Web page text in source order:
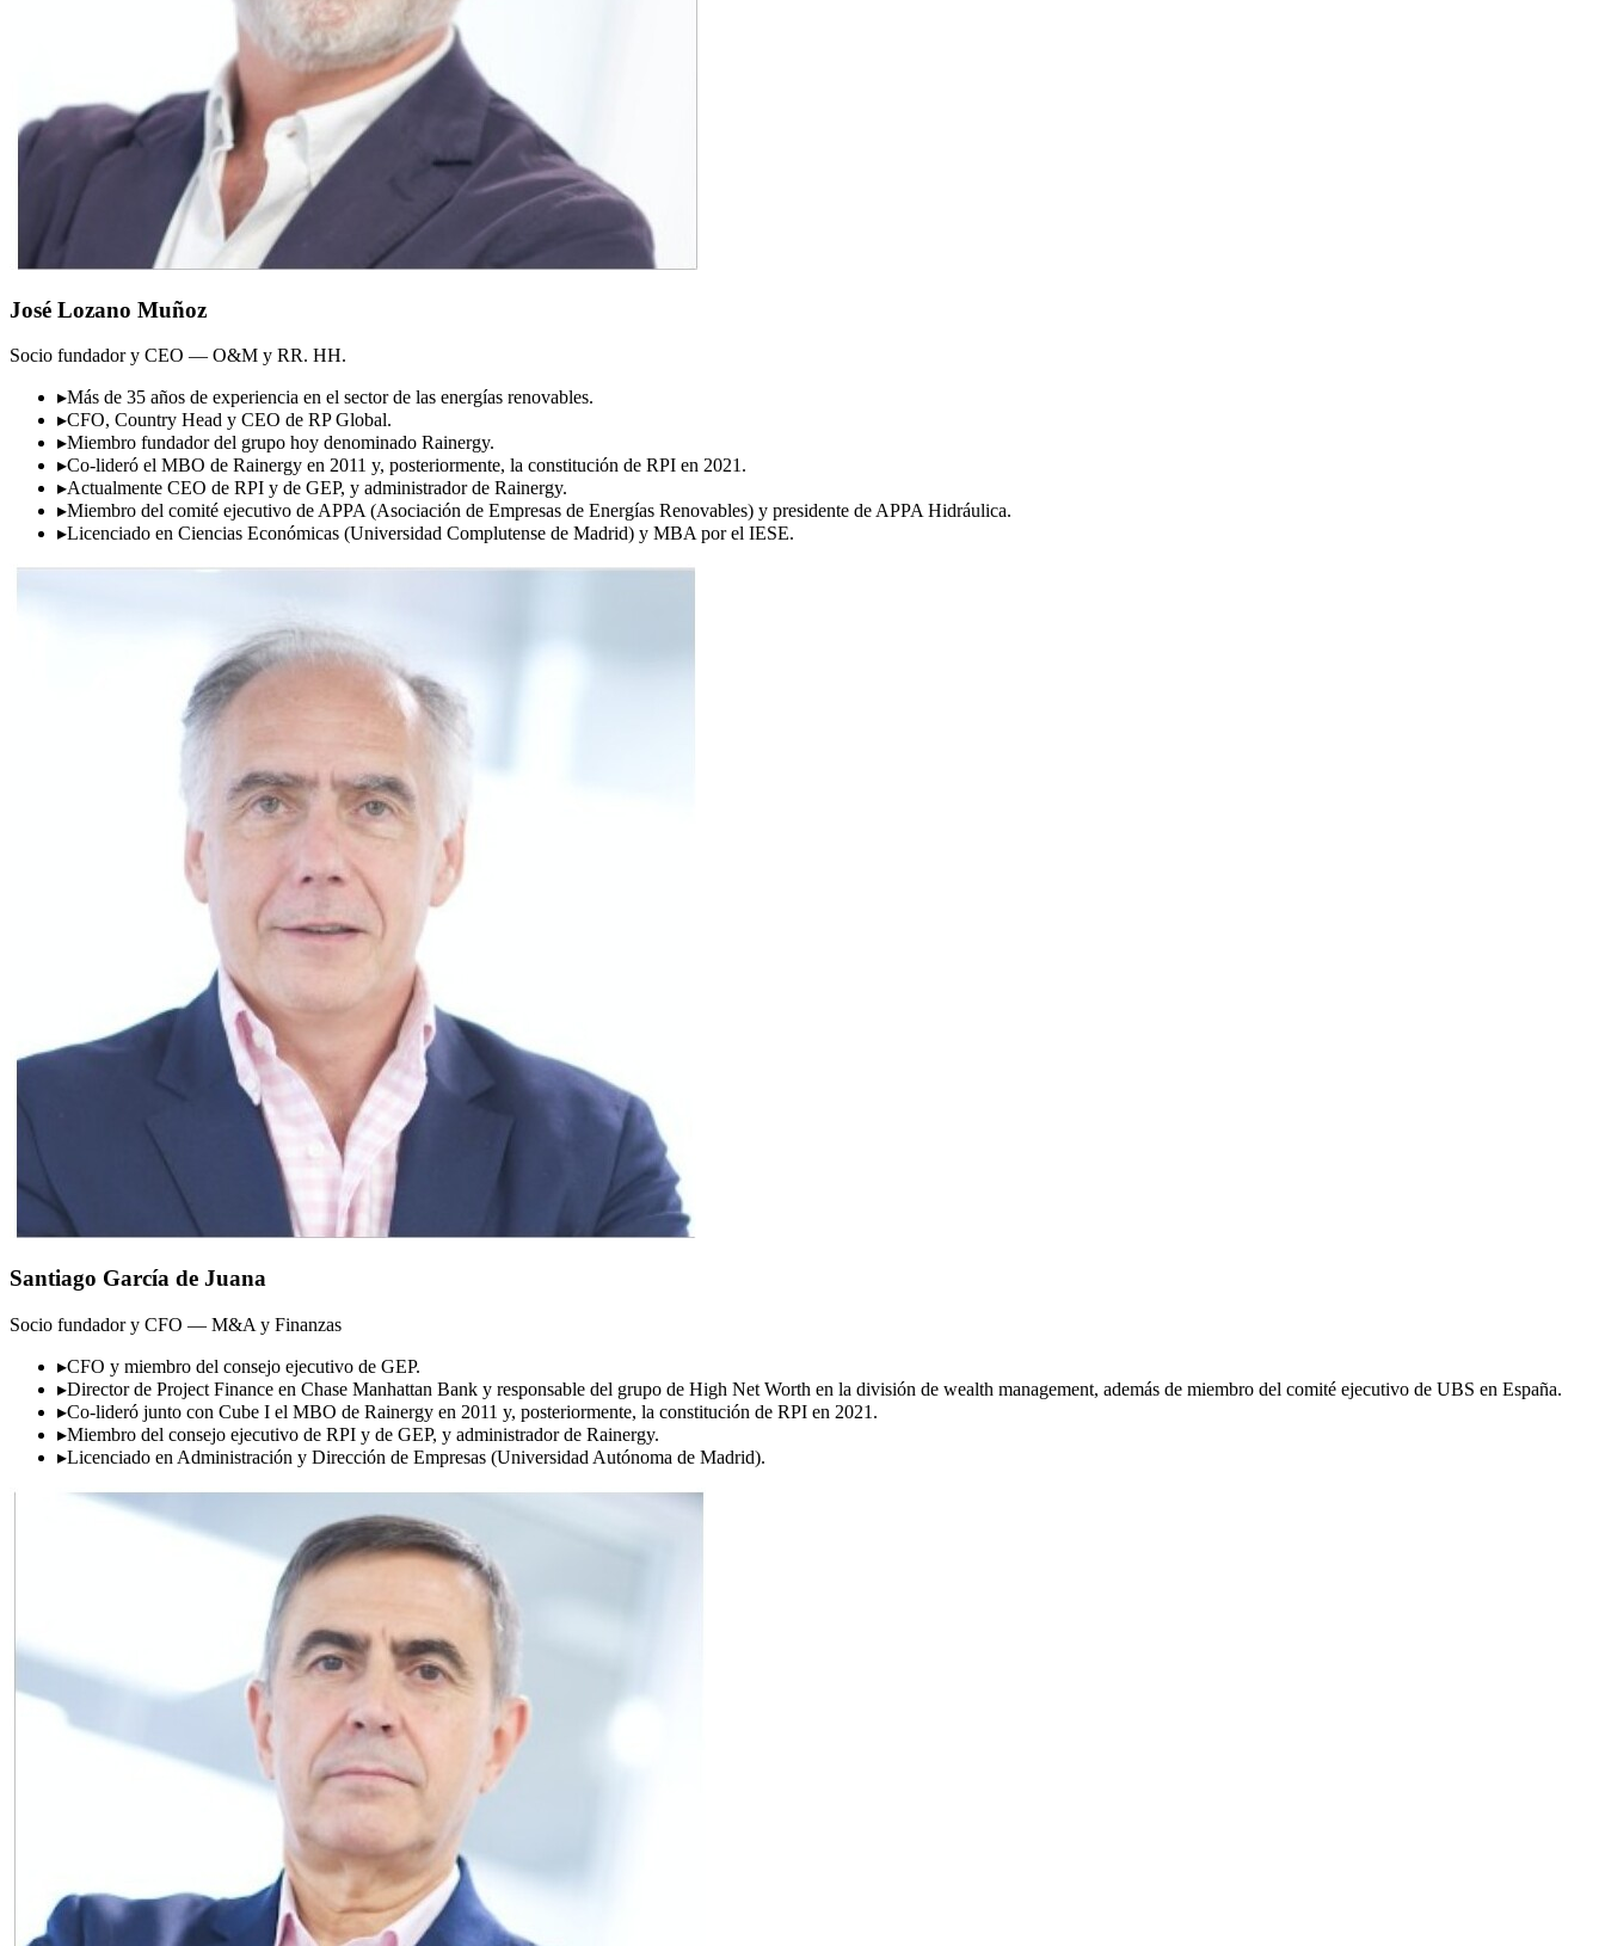
José Lozano Muñoz
Socio fundador y CEO — O&M y RR. HH.
▸Más de 35 años de experiencia en el sector de las energías renovables.
▸CFO, Country Head y CEO de RP Global.
▸Miembro fundador del grupo hoy denominado Rainergy.
▸Co-lideró el MBO de Rainergy en 2011 y, posteriormente, la constitución de RPI en 2021.
▸Actualmente CEO de RPI y de GEP, y administrador de Rainergy.
▸Miembro del comité ejecutivo de APPA (Asociación de Empresas de Energías Renovables) y presidente de APPA Hidráulica.
▸Licenciado en Ciencias Económicas (Universidad Complutense de Madrid) y MBA por el IESE.
Santiago García de Juana
Socio fundador y CFO — M&A y Finanzas
▸CFO y miembro del consejo ejecutivo de GEP.
▸Director de Project Finance en Chase Manhattan Bank y responsable del grupo de High Net Worth en la división de wealth management, además de miembro del comité ejecutivo de UBS en España.
▸Co-lideró junto con Cube I el MBO de Rainergy en 2011 y, posteriormente, la constitución de RPI en 2021.
▸Miembro del consejo ejecutivo de RPI y de GEP, y administrador de Rainergy.
▸Licenciado en Administración y Dirección de Empresas (Universidad Autónoma de Madrid).